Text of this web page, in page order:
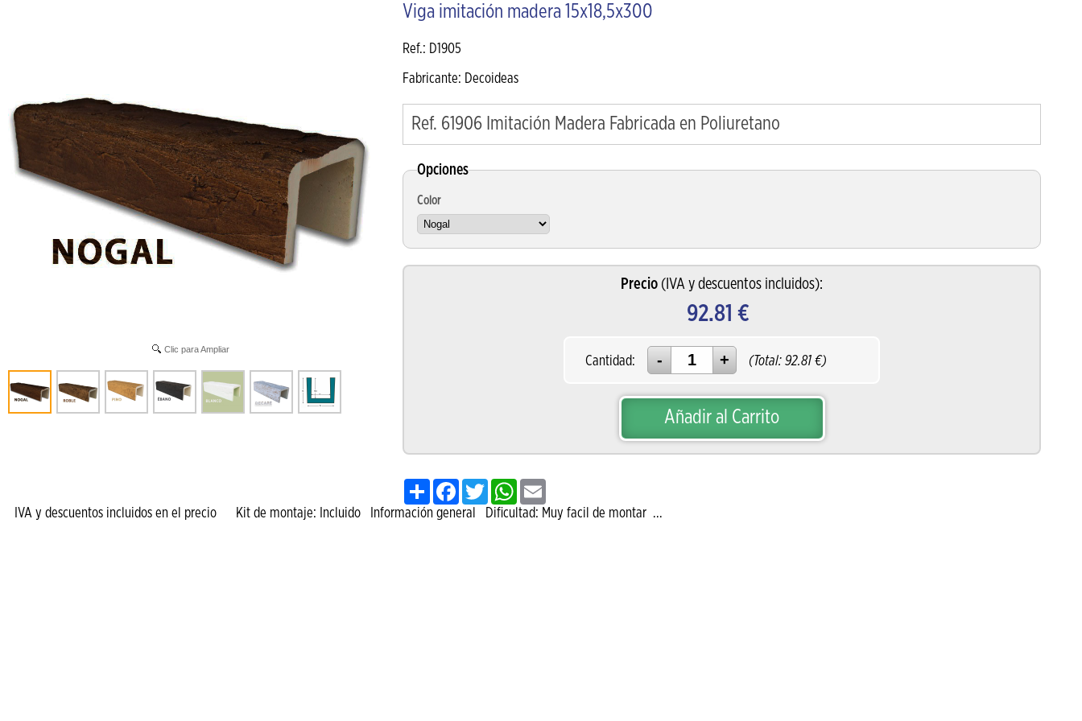
Clic para Ampliar
Viga imitación madera 15x18,5x300
Ref.: D1905
Fabricante: Decoideas
Ref. 61906 Imitación Madera Fabricada en Poliuretano
Opciones
Color
Precio (IVA y descuentos incluidos):
92.81 €
Cantidad: (Total: 92.81 €)
Añadir al Carrito
Share FacebookTwitterWhatsApp
IVA y descuentos incluidos en el precio Kit de montaje: Incluido Información general Dificultad: Muy facil de montar ...